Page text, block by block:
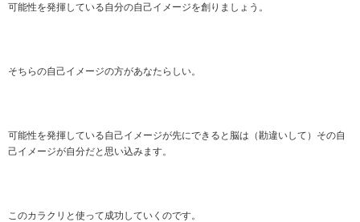
可能性を発揮している自分の自己イメージを創りましょう。
そちらの自己イメージの方があなたらしい。
可能性を発揮している自己イメージが先にできると脳は（勘違いして）その自
己イメージが自分だと思い込みます。
このカラクリと使って成功していくのです。